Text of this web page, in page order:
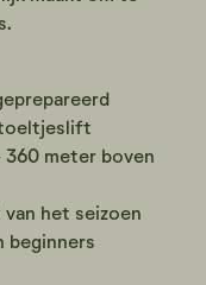
meter boven
het seizoen
beginners